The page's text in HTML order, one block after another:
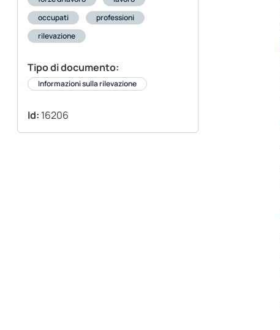
occupati
professioni
rilevazione
Tipo di documento:
Informazioni sulla rilevazione
Id: 16206